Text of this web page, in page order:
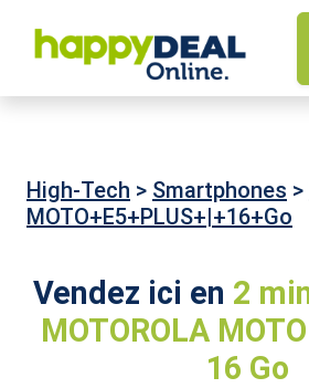
High-Tech > Smartphones >
MOTO+E5+PLUS+|+16+Go
Vendez ici en 2
MOTOROLA
16 Go